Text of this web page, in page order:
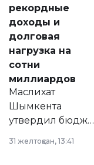
рекордные
доходы и
долговая
нагрузка на
сотни
миллиардов
Маслихат
Шымкента
утвердил бюджет
2028 годы.
31 желтоқсан, 13:41